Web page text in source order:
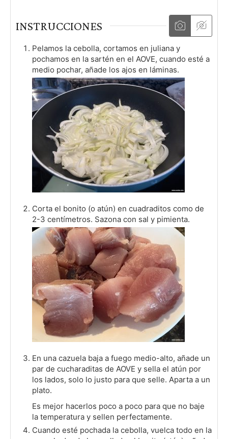
INSTRUCCIONES
Pelamos la cebolla, cortamos en juliana y
pochamos en la sartén en el AOVE, cuando esté a
medio pochar, añade los ajos en láminas.
Corta el bonito (o atún) en cuadraditos como de
2-3 centímetros. Sazona con sal y pimienta.
En una cazuela baja a fuego medio-alto, añade un
par de cucharaditas de AOVE y sella el atún por
los lados, solo lo justo para que selle. Aparta a un
plato.
Es mejor hacerlos poco a poco para que no baje
la temperatura y sellen perfectamente.
Cuando esté pochada la cebolla, vuelca todo en la